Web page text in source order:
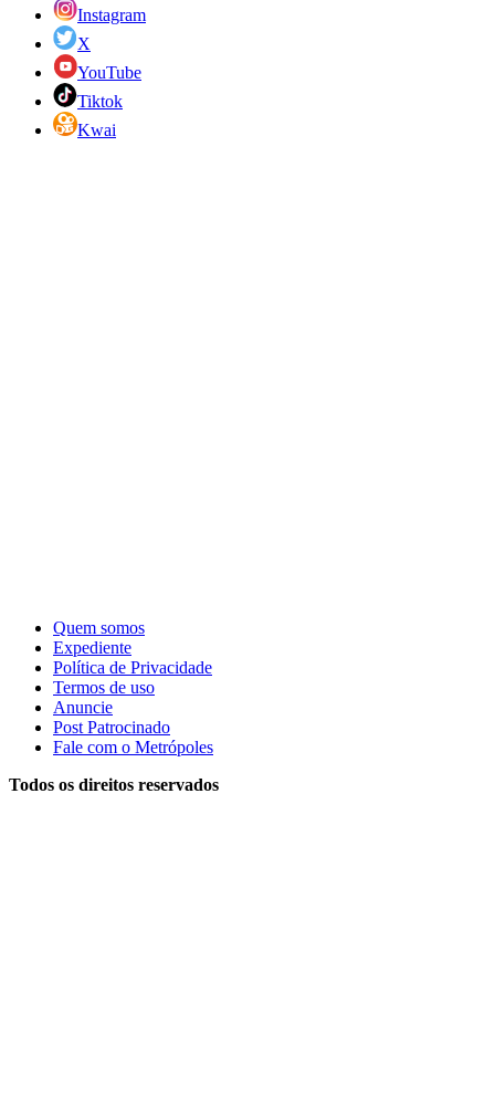
Instagram
X
YouTube
Tiktok
Kwai
Quem somos
Expediente
Política de Privacidade
Termos de uso
Anuncie
Post Patrocinado
Fale com o Metrópoles
Todos os direitos reservados